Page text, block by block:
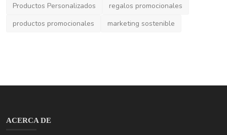
Productos Personalizados
regalos promocionales
productos promocionales
marketing sostenible
ACERCA DE